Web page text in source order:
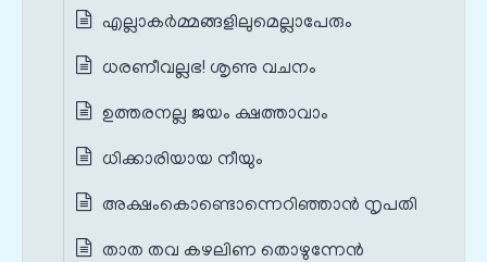
എല്ലാകർമ്മങ്ങളിലുമെല്ലാപേരും
ധരണീവല്ലഭ! ശൃണു വചനം
ഉത്തരനല്ല ജയം ക്ഷത്താവാം
ധിക്കാരിയായ നീയും
അക്ഷംകൊണ്ടൊന്നെറിഞ്ഞാൻ നൃപതി
താത തവ കഴലിണ തൊഴുന്നേൻ